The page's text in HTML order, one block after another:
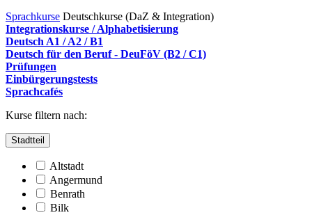
Sprachkurse Deutschkurse (DaZ & Integration)
Integrationskurse / Alphabetisierung
Deutsch A1 / A2 / B1
Deutsch für den Beruf - DeuFöV (B2 / C1)
Prüfungen
Einbürgerungstests
Sprachcafés
Kurse filtern nach:
Stadtteil
Altstadt
Angermund
Benrath
Bilk